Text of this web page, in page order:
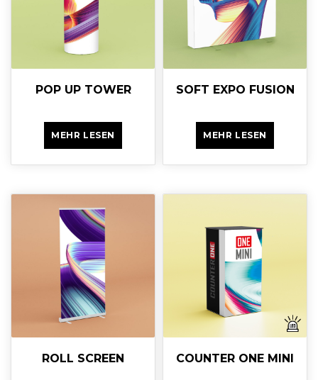
POP UP TOWER
MEHR LESEN
SOFT EXPO FUSION
MEHR LESEN
ROLL SCREEN COUNTER ONE MINI